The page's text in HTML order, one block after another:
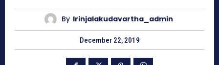
By Irinjalakudavartha_admin
December 22, 2019